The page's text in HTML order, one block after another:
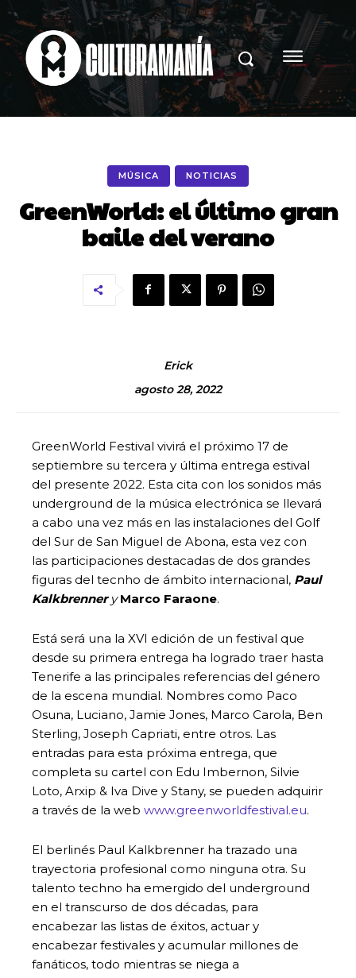
MÚSICA NOTICIAS
GreenWorld: el último gran
baile del verano
Erick
agosto 28, 2022
GreenWorld Festival vivirá el próximo 17 de
septiembre su tercera y última entrega estival
del presente 2022. Esta cita con los sonidos más
underground de la música electrónica se llevará
a cabo una vez más en las instalaciones del Golf
del Sur de San Miguel de Abona, esta vez con
las participaciones destacadas de dos grandes
figuras del tecnho de ámbito internacional, Paul
KalkbrenneryMarco Faraone.
Está será una la XVI edición de un festival que
desde su primera entrega ha logrado traer hasta
Tenerife a las principales referencias del género
de la escena mundial. Nombres como Paco
Osuna, Luciano, Jamie Jones, Marco Carola, Ben
Sterling, Joseph Capriati, entre otros. Las
entradas para esta próxima entrega, que
completa su cartel con Edu Imbernon, Silvie
Loto, Arxip & Iva Dive y Stany, se pueden adquirir
a través de la web www.greenworldfestival.eu.
El berlinés Paul Kalkbrenner ha trazado una
trayectoria profesional como ninguna otra. Su
talento techno ha emergido del underground
en el transcurso de dos décadas, para
encabezar las listas de éxitos, actuar y
encabezar festivales y acumular millones de
fanáticos, todo mientras se niega a